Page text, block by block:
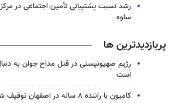
ساوه
پربازدیدترین ها
رژیم صهیونیستی در قتل مداح جوان به
است
کامیون با راننده ۸ ساله در اصفهان توقیف شد